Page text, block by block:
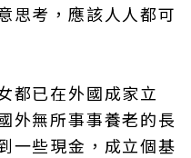
思考，應該人人都可
都已在外國成家立
外無所事事養老的長
一些現金，成立個基